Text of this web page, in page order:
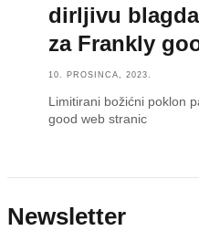
dirljivu
za Frankly
10. PROSINCA, 2023.
Limitirani božićni poklon
good web stranic
Newsletter